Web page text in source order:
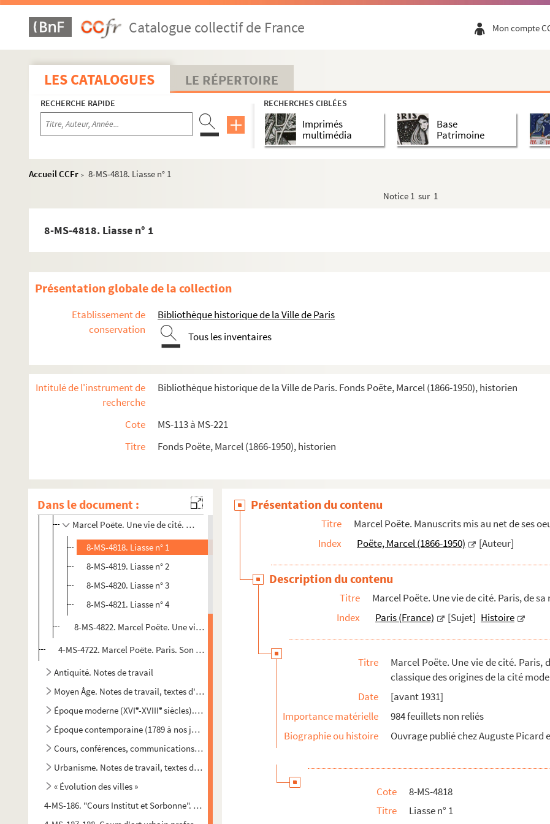
Catalogue collectif de France Mon compte
LES CATALOGUES LE RÉPERTOIRE
RECHERCHE RAPIDE RECHERCHES CIBLÉES
Imprimés
multimédia
Base
Patrimoine
Accueil CCFr > 8-MS-4818. Liasse n° 1
Notice 1 sur 1
8-MS-4818. Liasse n° 1
Présentation globale de la collection
Etablissement de
conservation
Bibliothèque historique de la Ville de Paris
Tous les inventaires
Intitulé de l'instrument de
recherche
Bibliothèque historique de la Ville de Paris. Fonds Poëte, Marcel (1866-1950), historien
Cote
MS-113 à MS-221
Titre
Fonds Poëte, Marcel (1866-1950), historien
Dans le document :
8-MS-4809. Marcel Poëte. Étude sur les origines et la règle de l'ordre hospitalier du Saint-Esprit : thèse de s...
Marcel Poëte. Manuscrits mis au net de ses oeuvres publiées
Marcel Poëte. Une première manifestation d'union sacrée : Paris devant la menace étrangère en 1636
Marcel Poëte. Au jardin des Tuileries. L'art du jardin. La promenade publique
Marcel Poëte. Une vie de cité. Paris, de sa naissance à nos jours. I. La jeunesse, des origines aux ...
Marcel Poëte. Une vie de cité. Paris, de sa naissance à nos jours. II. La Cité de la Renaissance. Du...
Marcel Poëte. Une vie de cité. Paris, de sa naissance à nos jours. III. La Spiritualité de la cité c...
8-MS-4818. Liasse n° 1
8-MS-4819. Liasse n° 2
8-MS-4820. Liasse n° 3
8-MS-4821. Liasse n° 4
8-MS-4822. Marcel Poëte. Une vie de cité. Paris, de sa naissance à nos jours. Album. 600 illustrations d'après ...
4-MS-4722. Marcel Poëte. Paris. Son évolution créatrice
Antiquité. Notes de travail
Moyen Âge. Notes de travail, textes d'articles et divers
Époque moderne (XVIe-XVIIIe siècles). Notes de travail et textes rédigés de conférences, cours, arti...
Époque contemporaine (1789 à nos jours). Notes de travail et textes rédigés
Cours, conférences, communications, articles, etc. Notes de travail et textes rédigés
Urbanisme. Notes de travail, textes de conférences et d'articles, etc.
« Évolution des villes »
4-MS-186. "Cours Institut et Sorbonne". Registre des projections (1920-1921)
Présentation du contenu
Titre
Marcel Poëte. Manuscrits mis au net de ses
Index
Poëte, Marcel (1866-1950) [Auteur]
Description du contenu
Titre
Marcel Poëte. Une vie de cité. Paris, de
Index
Paris (France) [Sujet] Histoire
Titre
Marcel Poëte. Une vie de cité. Paris,
classique des origines de la cité
Date
[avant 1931]
Importance matérielle
984 feuillets non reliés
Biographie ou histoire
Ouvrage publié chez Auguste Picard
Cote
8-MS-4818
Titre
Liasse n° 1